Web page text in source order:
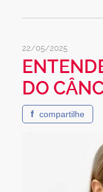
22/05/2025
DO
f compartilhe